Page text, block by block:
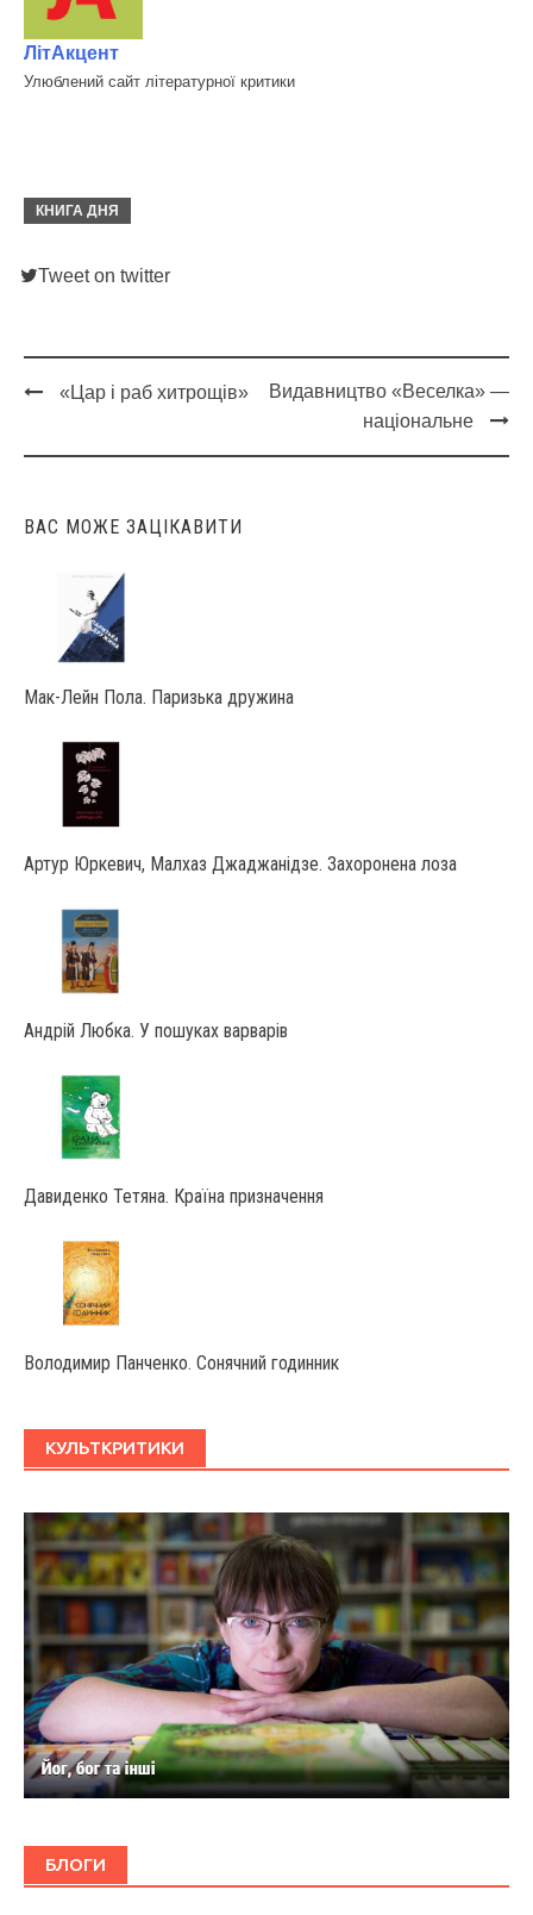
ЛітАкцент
Улюблений сайт літературної критики
КНИГА ДНЯ
Tweet on twitter
navigation
«Цар і раб хитрощів»
Видавництво «Веселка» —
національне
ВАС МОЖЕ ЗАЦІКАВИТИ
Мак-Лейн Пола. Паризька дружина
Артур Юркевич, Малхаз Джаджанідзе. Захоронена лоза
Андрій Любка. У пошуках варварів
Давиденко Тетяна. Країна призначення
Володимир Панченко. Сонячний годинник
КУЛЬТКРИТИКИ
БЛОГИ